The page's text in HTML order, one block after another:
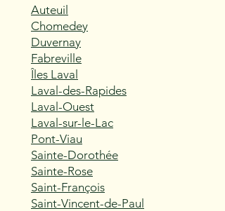
Auteuil
Chomedey
Duvernay
Fabreville
Îles Laval
Laval-des-Rapides
Laval-Ouest
Laval-sur-le-Lac
Pont-Viau
Sainte-Dorothée
Sainte-Rose
Saint-François
Saint-Vincent-de-Paul